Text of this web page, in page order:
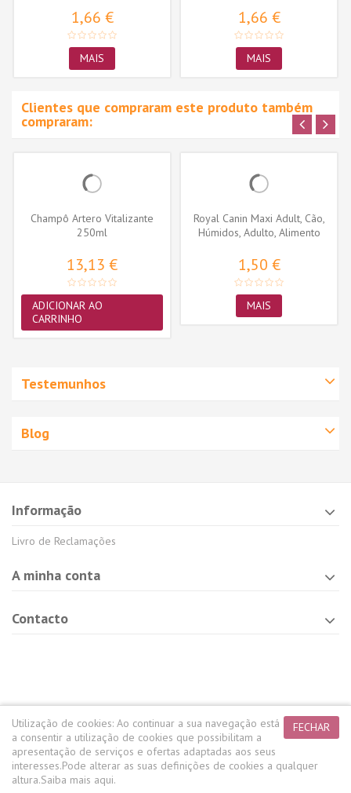
1,66 €
MAIS
1,66 €
MAIS
Clientes que compraram este produto também
compraram:
Champô Artero Vitalizante
250ml
13,13 €
ADICIONAR AO
CARRINHO
Royal Canin Maxi Adult, Cão,
Húmidos, Adulto, Alimento
1,50 €
MAIS
Testemunhos
Blog
Informação
Livro de Reclamações
A minha conta
Contacto
FECHAR
Utilização de cookies: Ao continuar a sua navegação está
a consentir a utilização de cookies que possibilitam a
apresentação de serviços e ofertas adaptadas aos seus
interesses.Pode alterar as suas definições de cookies a qualquer
altura.Saiba mais aqui.